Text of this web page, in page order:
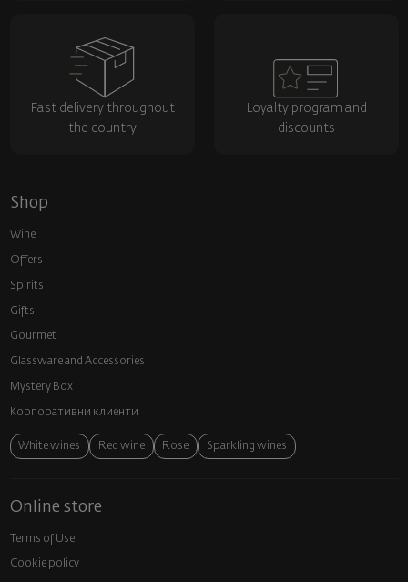
Fast delivery throughout
the country
Loyalty program and
discounts
Shop
Wine
Offers
Spirits
Gifts
Gourmet
Glassware and Аccessories
Mystery Box
Корпоративни клиенти
White wines Red wine Rose Sparkling wines
Online store
Terms of Use
Cookie policy